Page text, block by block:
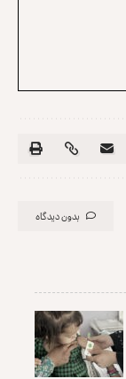
بدون دیدگاه